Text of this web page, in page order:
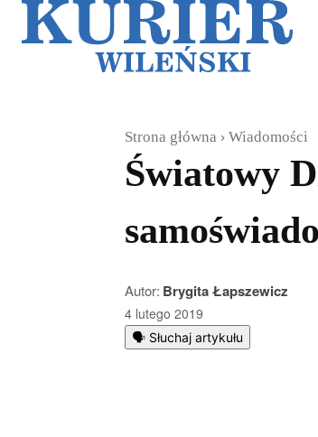
Strona główna Wiadomości
Światowy
Autor: Brygita Łapszewicz
4 lutego 2019
🗣️ Słuchaj artykułu